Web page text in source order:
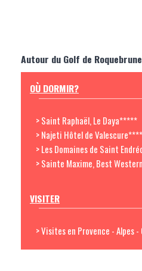
Autour du Golf de Roquebrune
OÙ DORMIR?
> Saint Raphaël, Le Daya*****
> Najeti Hôtel de Valescure****
> Les Domaines de Saint
> Sainte Maxime, Best
VISITER
> Visites en Provence - Alpes -